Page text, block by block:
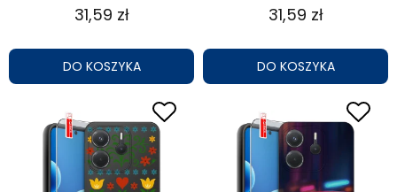
31,59 zł
DO KOSZYKA
31,59 zł
DO KOSZYKA